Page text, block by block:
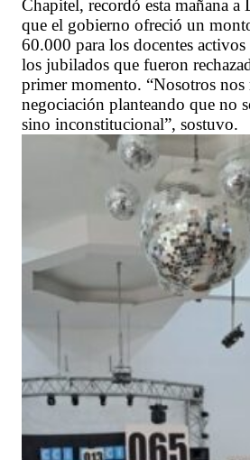
Chapitel, recordó esta mañana
que el gobierno ofreció un
60.000 para los docentes
los jubilados que fueron
primer momento. “Nosotros nos
negociación planteando que no
sino inconstitucional”, sostuvo.